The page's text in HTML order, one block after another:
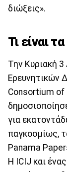
διώξεις».
Τι είναι
Την Κυριακή 3
Ερευνητικών
Consortium
για
παγκοσμίως,
Panama
Η ICIJ και